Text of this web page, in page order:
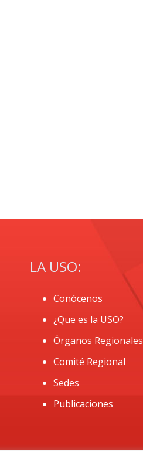
LA USO:
Conócenos
¿Que es la USO?
Órganos Regionales
Comité Regional
Sedes
Publicaciones